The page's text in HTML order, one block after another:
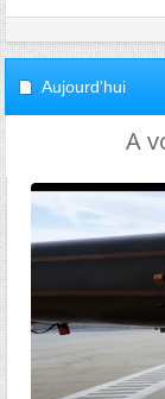
Aujourd'hui
A